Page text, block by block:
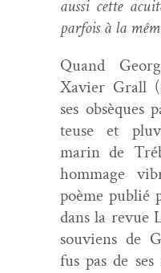
aus­si cette
par­fois à la
Quand
Xavier Grall
ses
teuse et
marin de
hom­mage
poème pub­lié
dans la revue
sou­viens de
fus pas de